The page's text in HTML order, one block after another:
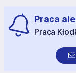
Praca
Praca